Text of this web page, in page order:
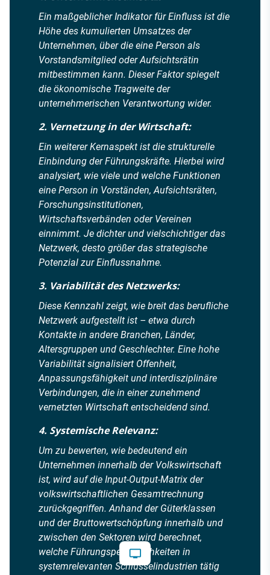
Ein maßgeblicher Indikator für Einfluss ist die
Höhe des kumulierten Umsatzes der
Unternehmen, über die eine Person als
Vorstandsmitglied oder Aufsichtsrätin
mitbestimmen kann. Dieser Faktor spiegelt
die ökonomische Tragweite der
unternehmerischen Verantwortung wider.
2. Vernetzung in der Wirtschaft:
Ein weiterer Kernaspekt ist die strukturelle
Einbindung der Führungskräfte. Hierbei wird
analysiert, wie viele und welche Funktionen
eine Person in Vorständen, Aufsichtsräten,
Forschungsinstitutionen,
Wirtschaftsverbänden oder Vereinen
einnimmt. Je dichter und vielschichtiger das
Netzwerk, desto größer das strategische
Potenzial zur Einflussnahme.
3. Variabilität des Netzwerks:
Diese Kennzahl zeigt, wie breit das berufliche
Netzwerk aufgestellt ist – etwa durch
Kontakte in andere Branchen, Länder,
Altersgruppen und Geschlechter. Eine hohe
Variabilität signalisiert Offenheit,
Anpassungsfähigkeit und interdisziplinäre
Verbindungen, die in einer zunehmend
vernetzten Wirtschaft entscheidend sind.
4. Systemische Relevanz:
Um zu bewerten, wie bedeutend ein
Unternehmen innerhalb der Volkswirtschaft
ist, wird auf die Input-Output-Matrix der
volkswirtschaftlichen Gesamtrechnung
zurückgegriffen. Anhand der Güterklassen
und der Bruttowertschöpfung innerhalb und
zwischen den Sektoren wird berechnet,
welche Führungspersönlichkeiten in
systemrelevanten Schlüsselindustrien tätig